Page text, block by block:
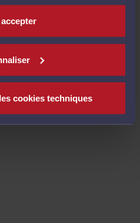
cookies techniques